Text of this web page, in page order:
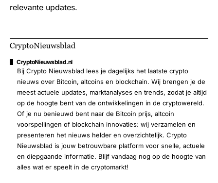
relevante updates.
CryptoNieuwsblad.nl
Bij Crypto Nieuwsblad lees je dagelijks het laatste crypto
nieuws over Bitcoin, altcoins en blockchain. Wij brengen je de
meest actuele updates, marktanalyses en trends, zodat je altijd
op de hoogte bent van de ontwikkelingen in de cryptowereld.
Of je nu benieuwd bent naar de Bitcoin prijs, altcoin
voorspellingen of blockchain innovaties: wij verzamelen en
presenteren het nieuws helder en overzichtelijk. Crypto
Nieuwsblad is jouw betrouwbare platform voor snelle, actuele
en diepgaande informatie. Blijf vandaag nog op de hoogte van
alles wat er speelt in de cryptomarkt!